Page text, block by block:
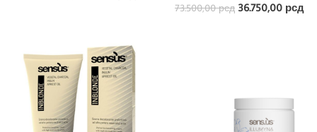
73.500,00рсд 36.750,00 рсд